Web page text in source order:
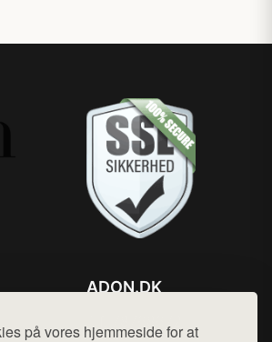
på vores hjemmeside for at
ADON.DK